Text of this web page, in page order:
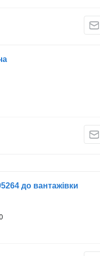
до вантажівки